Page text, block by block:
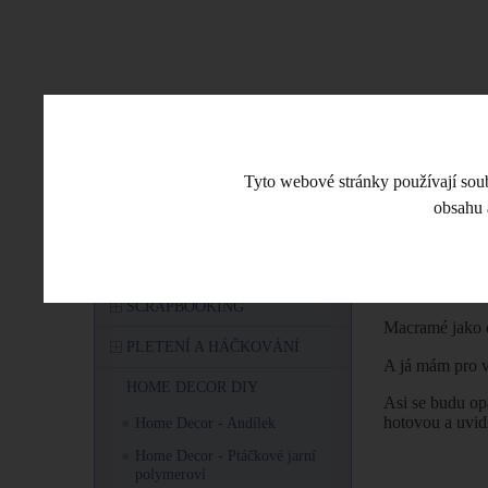
Tyto webové stránky používají
obsahu
SCRAPBOOKING
PLETENÍ A HÁČKOVÁNÍ
HOME DECOR DIY
Home Decor - Andílek
Home Decor - Ptáčkové jarní
polymeroví
Úvodní
Home
Macramé jako
A já mám pro
Asi se budu
hotovou a